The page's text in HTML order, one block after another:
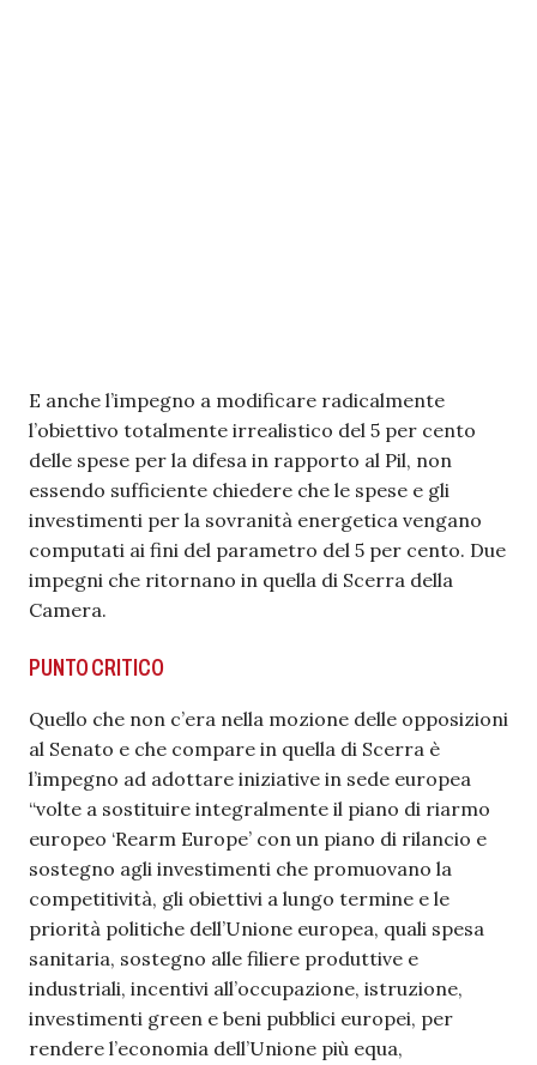
E anche l’impegno a modificare radicalmente
l’obiettivo totalmente irrealistico del 5 per cento
delle spese per la difesa in rapporto al Pil, non
essendo sufficiente chiedere che le spese e gli
investimenti per la sovranità energetica vengano
computati ai fini del parametro del 5 per cento. Due
impegni che ritornano in quella di Scerra della
Camera.
PUNTO CRITICO
Quello che non c’era nella mozione delle opposizioni
al Senato e che compare in quella di Scerra è
l’impegno ad adottare iniziative in sede europea
“volte a sostituire integralmente il piano di riarmo
europeo ‘Rearm Europe’ con un piano di rilancio e
sostegno agli investimenti che promuovano la
competitività, gli obiettivi a lungo termine e le
priorità politiche dell’Unione europea, quali spesa
sanitaria, sostegno alle filiere produttive e
industriali, incentivi all’occupazione, istruzione,
investimenti green e beni pubblici europei, per
rendere l’economia dell’Unione più equa,